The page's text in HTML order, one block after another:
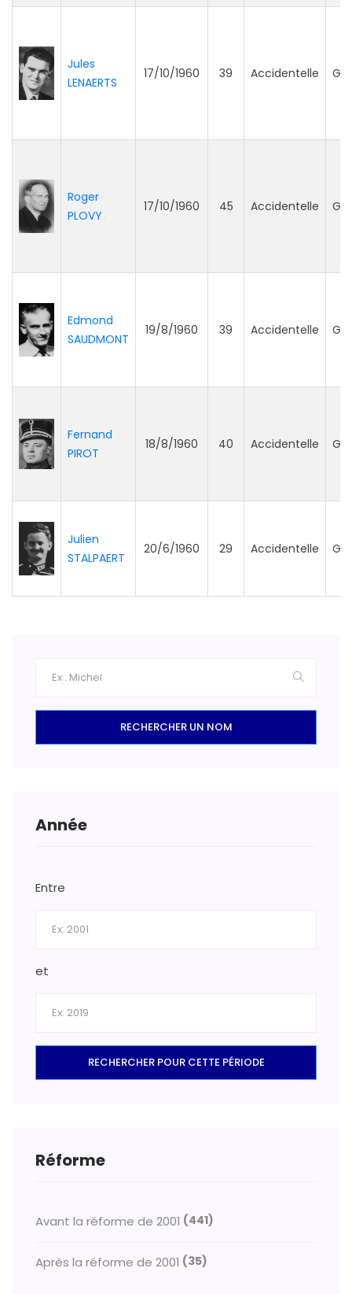
Jules
LENAERTS
17/10/1960 39 Accidentelle
Roger
PLOVY
17/10/1960 45 Accidentelle
Edmond
SAUDMONT
19/8/1960 39 Accidentelle
Fernand
PIROT
18/8/1960 40 Accidentelle
Julien
STALPAERT
20/6/1960 29 Accidentelle
RECHERCHER UN NOM
Année
Entre
et
RECHERCHER POUR CETTE PÉRIODE
Réforme
Avant la réforme de 2001 (441)
Après la réforme de 2001 (35)